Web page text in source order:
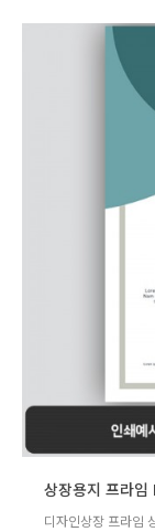
상장용지 프라
디자인상장 프라임